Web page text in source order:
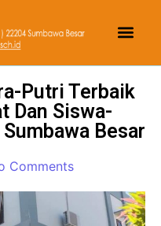
Putri Terbaik
Dan Siswa-
Besar
Comments